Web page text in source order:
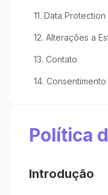
11. Data
12. Alterações a
13. Contato
14. Consentimento
Política
Introdução